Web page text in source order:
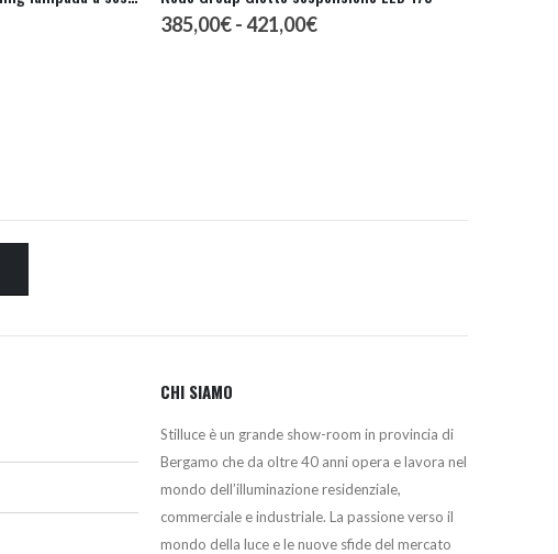
385,00€-421,00€Fascia
CHI SIAMO
Stilluce è un grande show-room in provincia di
Bergamo che da oltre 40 anni opera e lavora nel
mondo dell’illuminazione residenziale,
commerciale e industriale. La passione verso il
mondo della luce e le nuove sfide del mercato